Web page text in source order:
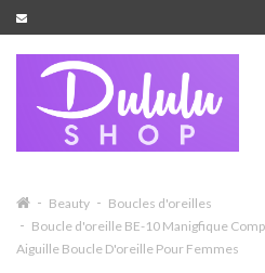
Beauty
Boucles d'oreilles
Boucle d'oreille BE-10 Manigfique
Aiguille Boucle D'oreille Pour Femmes